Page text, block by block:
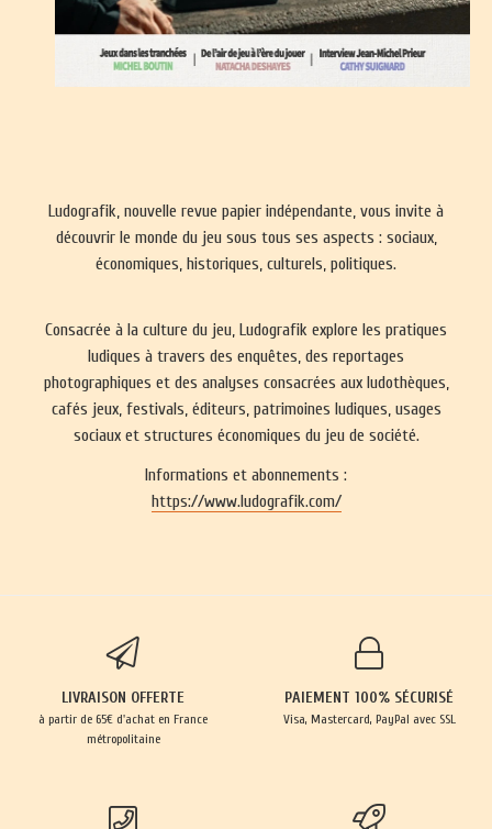
Ludografik, nouvelle revue papier indépendante, vous invite à
découvrir le monde du jeu sous tous ses aspects : sociaux,
économiques, historiques, culturels, politiques.
Consacrée à la culture du jeu, Ludografik explore les pratiques
ludiques à travers des enquêtes, des reportages
photographiques et des analyses consacrées aux ludothèques,
cafés jeux, festivals, éditeurs, patrimoines ludiques, usages
sociaux et structures économiques du jeu de société.
Informations et abonnements :
https://www.ludografik.com/
LIVRAISON OFFERTE
à partir de 65€ d'achat en France
métropolitaine
PAIEMENT 100% SÉCURISÉ
Visa, Mastercard, PayPal avec SSL